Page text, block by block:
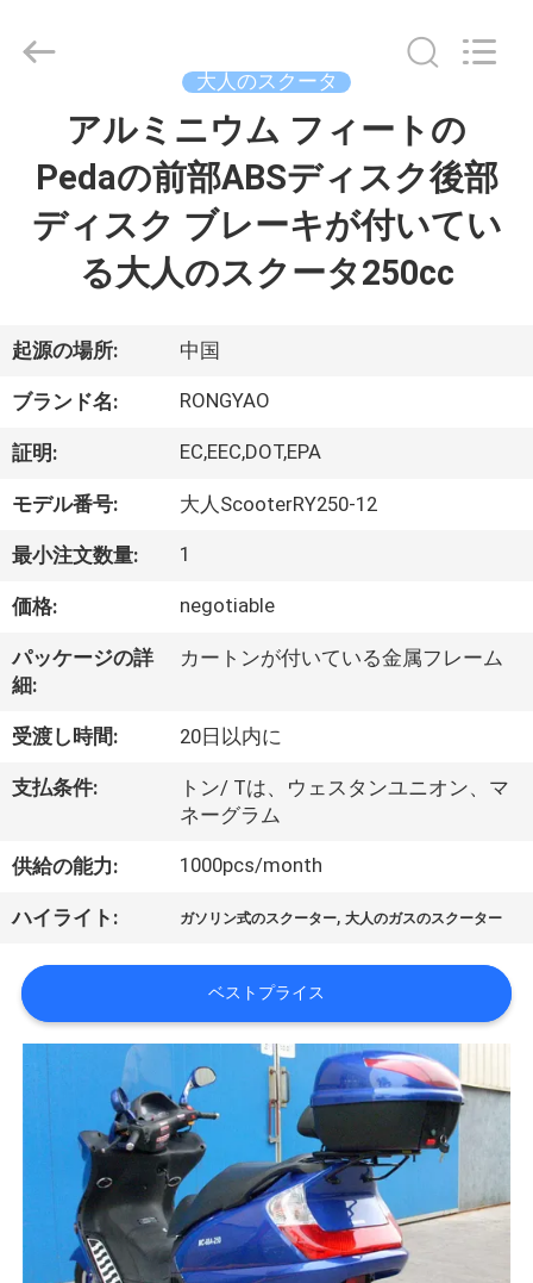
プ
ク
ト
私
達
つ
い
て
工
場
旅
品
Shanghai
Rongyao
大人のスクータ
アルミニウム フィートの
Pedaの前部ABSディスク後部
ディスク ブレーキが付いてい
る大人のスクータ250cc
起源の場所: 中国
ブランド名: RONGYAO
証明: EC,EEC,DOT,EPA
モデル番号: 大人ScooterRY250-12
最小注文数量: 1
価格: negotiable
パッケージの詳
細:
カートンが付いている金属フレーム
受渡し時間: 20日以内に
支払条件:
トン/ Tは、ウェスタンユニオン、マ
ネーグラム
供給の能力: 1000pcs/month
ハイライト: ガソリン式のスクーター,大人のガスのスクーター
ベストプライス